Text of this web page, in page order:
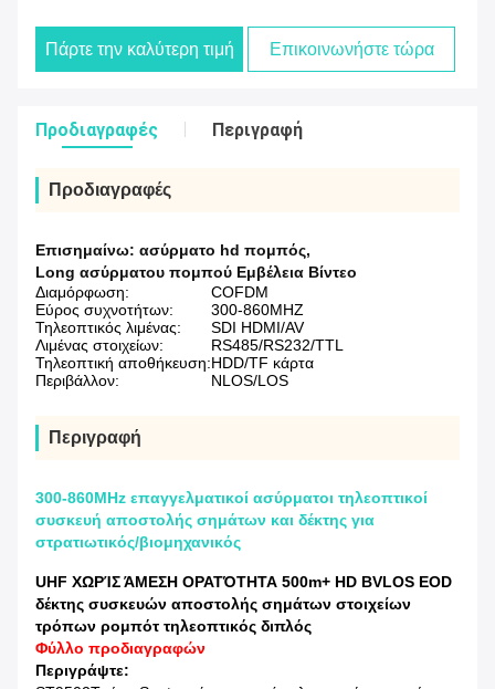
Πάρτε την καλύτερη τιμή Επικοινωνήστε τώρα
Προδιαγραφές Περιγραφή
Προδιαγραφές
Επισημαίνω: ασύρματο hd πομπός,
Long ασύρματου πομπού Εμβέλεια Βίντεο
Διαμόρφωση:
COFDM
Εύρος συχνοτήτων:
300-860MHZ
Τηλεοπτικός λιμένας:
SDI HDMI/AV
Λιμένας στοιχείων:
RS485/RS232/TTL
Τηλεοπτική αποθήκευση:HDD/TF κάρτα
Περιβάλλον:
NLOS/LOS
Περιγραφή
300-860MHz επαγγελματικοί ασύρματοι τηλεοπτικοί
συσκευή αποστολής σημάτων και δέκτης για
στρατιωτικός/βιομηχανικός
UHF ΧΩΡΊΣ ΆΜΕΣΗ ΟΡΑΤΌΤΗΤΑ 500m+ HD BVLOS EOD
δέκτης συσκευών αποστολής σημάτων στοιχείων
τρόπων ρομπότ τηλεοπτικός διπλός
Φύλλο προδιαγραφών
Περιγράψτε: